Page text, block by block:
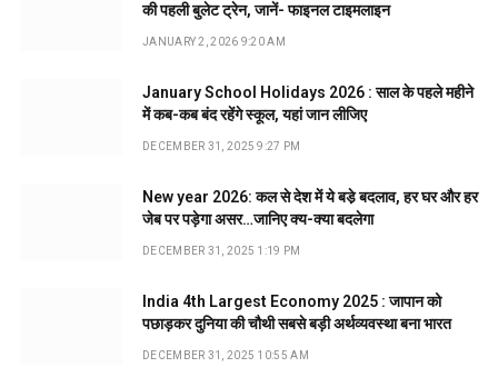
की पहली बुलेट ट्रेन, जानें- फाइनल टाइमलाइन
JANUARY 2, 2026 9:20 AM
January School Holidays 2026 : साल के पहले महीने
में कब-कब बंद रहेंगे स्कूल, यहां जान लीजिए
DECEMBER 31, 2025 9:27 PM
New year 2026: कल से देश में ये बडे़ बदलाव, हर घर और हर
जेब पर पड़ेगा असर…जानिए क्य-क्या बदलेगा
DECEMBER 31, 2025 1:19 PM
India 4th Largest Economy 2025 : जापान को
पछाड़कर दुनिया की चौथी सबसे बड़ी अर्थव्यवस्था बना भारत
DECEMBER 31, 2025 10:55 AM